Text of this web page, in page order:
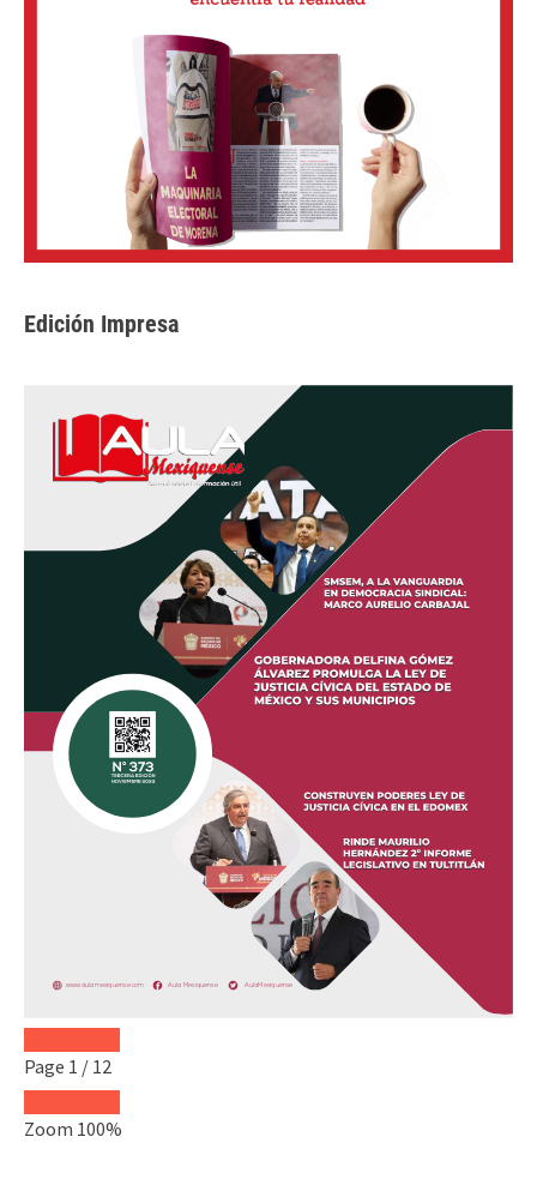
Edición Impresa
Page 1 / 12
Zoom 100%